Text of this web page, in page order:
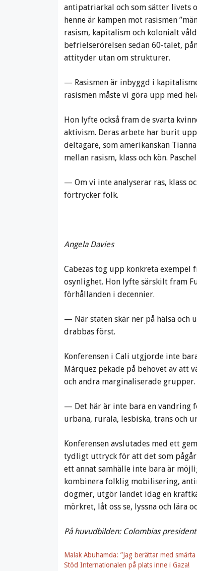
antipatriarkal och som sätter livets
henne är kampen mot rasismen
rasism, kapitalism och kolonialt
befrielserörelsen sedan 60-talet,
attityder utan om strukturer.
— Rasismen är inbyggd i
rasismen måste vi göra upp med
Hon lyfte också fram de svarta
aktivism. Deras arbete har burit
deltagare, som amerikanskan
mellan rasism, klass och kön.
— Om vi inte analyserar ras, klass
förtrycker folk.
Angela Davies
Cabezas tog upp konkreta
osynlighet. Hon lyfte särskilt fram
förhållanden i decennier.
— När staten skär ner på hälsa och
drabbas först.
Konferensen i Cali utgjorde inte
Márquez pekade på behovet av att
och andra marginaliserade
— Det här är inte bara en vandring
urbana, rurala, lesbiska, trans och
Konferensen avslutades med ett
tydligt uttryck för att det som
ett annat samhälle inte bara är
kombinera folklig mobilisering,
dogmer, utgör landet idag en
mörkret, låt oss se, lyssna och lära
På huvudbilden: Colombias
Malak Abuhamda: ”Jag berättar med
Stöd Internationalen på plats inne i Gaza!